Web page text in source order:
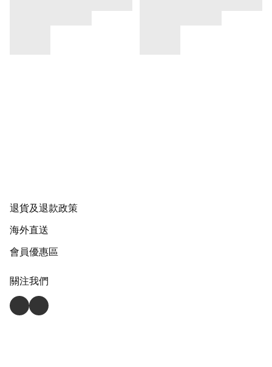
退貨及退款政策
海外直送
會員優惠區
關注我們